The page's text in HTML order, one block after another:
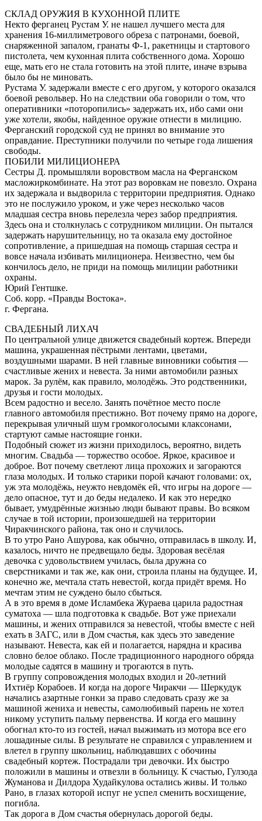
СКЛАД ОРУЖИЯ В КУХОННОЙ ПЛИТЕ
Некто ферганец Рустам У. не нашел лучшего места для
хранения 16-миллиметрового обреза с патронами, боевой,
снаряженной запалом, гранаты Ф-1, ракетницы и стартового
пистолета, чем кухонная плита собственного дома. Хорошо
еще, мать его не стала готовить на этой плите, иначе взрыва
было бы не миновать.
Рустама У. задержали вместе с его другом, у которого оказался
боевой револьвер. Но на следствии оба говорили о том, что
оперативники «поторопились» задержать их, ибо сами они
уже хотели, якобы, найденное оружие отнести в милицию.
Ферганский городской суд не принял во внимание это
оправдание. Преступники получили по четыре года лишения
свободы.
ПОБИЛИ МИЛИЦИОНЕРА
Сестры Д. промышляли воровством масла на Ферганском
масложиркомбинате. На этот раз воровкам не повезло. Охрана
их задержала и выдворила с территории предприятия. Однако
это не послужило уроком, и уже через несколько часов
младшая сестра вновь перелезла через забор предприятия.
Здесь она и столкнулась с сотрудником милиции. Он пытался
задержать нарушительницу, но та оказала ему достойное
сопротивление, а пришедшая на помощь старшая сестра и
вовсе начала избивать милиционера. Неизвестно, чем бы
кончилось дело, не приди на помощь милиции работники
охраны.
Юрий Гентшке.
Соб. корр. «Правды Востока».
г. Фергана.
СВАДЕБНЫЙ ЛИХАЧ
По центральной улице движется свадебный кортеж. Впереди
машина, украшенная пёстрыми лентами, цветами,
воздушными шарами. В ней главные виновники события —
счастливые жених и невеста. За ними автомобили разных
марок. За рулём, как правило, молодёжь. Это родственники,
друзья и гости молодых.
Всем радостно и весело. Занять почётное место после
главного автомобиля престижно. Вот почему прямо на дороге,
перекрывая уличный шум громкоголосыми клаксонами,
стартуют самые настоящие гонки.
Подобный сюжет из жизни приходилось, вероятно, видеть
многим. Свадьба — торжество особое. Яркое, красивое и
доброе. Вот почему светлеют лица прохожих и загораются
глаза молодых. И только старики порой качают головами: ох,
уж эта молодёжь, неужто невдомёк ей, что игры на дороге —
дело опасное, тут и до беды недалеко. И как это нередко
бывает, умудрённые жизнью люди бывают правы. Во всяком
случае в той истории, произошедшей на территории
Чиракчинского района, так оно и случилось.
В то утро Рано Ашурова, как обычно, отправилась в школу. И,
казалось, ничто не предвещало беды. Здоровая весёлая
девочка с удовольствием училась, была дружна со
сверстниками и так же, как они, строила планы на будущее. И,
конечно же, мечтала стать невестой, когда придёт время. Но
мечтам этим не суждено было сбыться.
А в это время в доме Исламбека Жураева царила радостная
суматоха — шла подготовка к свадьбе. Вот уже приехали
машины, и жених отправился за невестой, чтобы вместе с ней
ехать в ЗАГС, или в Дом счастья, как здесь это заведение
называют. Невеста, как ей и полагается, нарядна и красива
словно белое облако. После традиционного народного обряда
молодые садятся в машину и трогаются в путь.
В группу сопровождения молодых входил и 20-летний
Ихтиёр Корабоев. И когда на дороге Чиракчи — Шеркудук
начались азартные гонки за право следовать сразу же за
машиной жениха и невесты, самолюбивый парень не хотел
никому уступить пальму первенства. И когда его машину
обогнал кто-то из гостей, начал выжимать из мотора все его
лошадиные силы. В результате не справился с управлением и
влетел в группу школьниц, наблюдавших с обочины
свадебный кортеж. Пострадали три девочки. Их быстро
положили в машины и отвезли в больницу. К счастью, Гулзода
Жуманова и Дилдора Худайкулова остались живы. И только
Рано, в глазах которой испуг не успел сменить восхищение,
погибла.
Так дорога в Дом счастья обернулась дорогой беды.